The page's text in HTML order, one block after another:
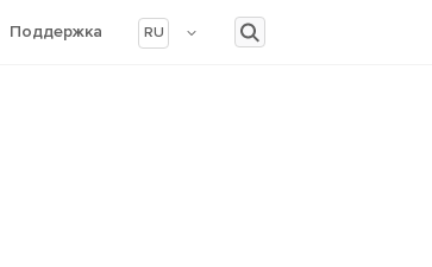
Поддержка RU